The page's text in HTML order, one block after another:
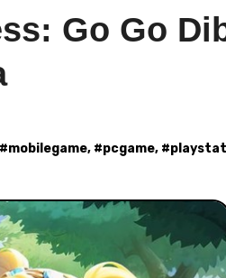
Go Go
mobilegame, #pcgame, #